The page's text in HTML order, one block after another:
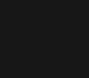
Подаруйте собі здоровий